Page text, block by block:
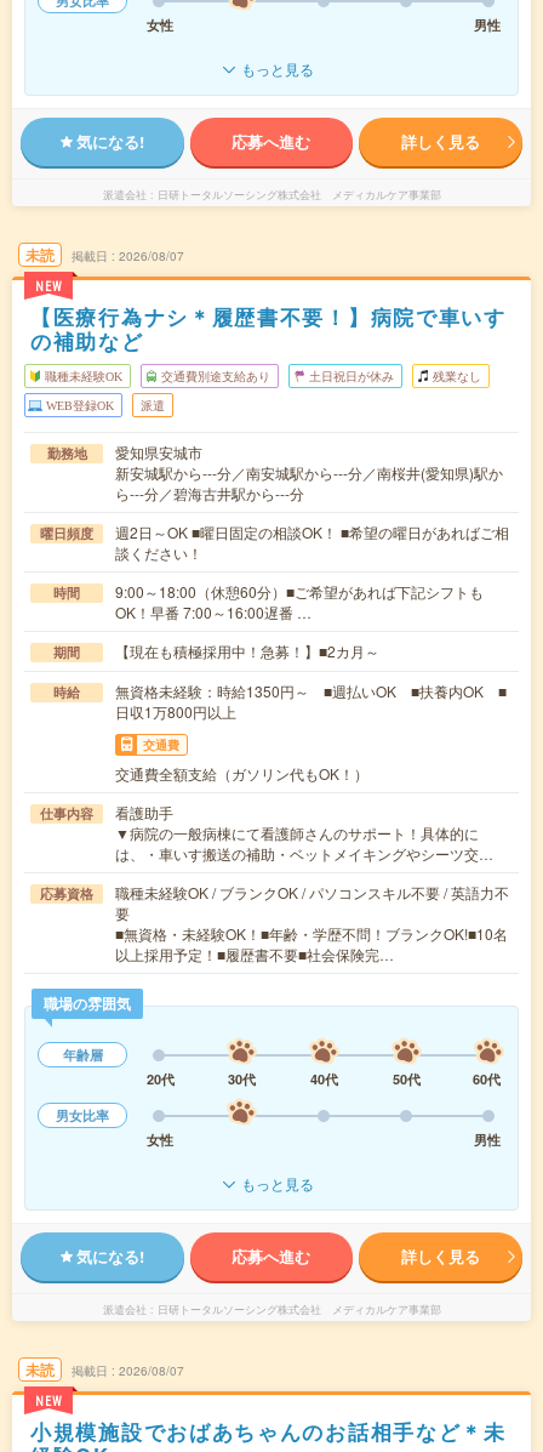
女性
男性
もっと見る
気になる! 応募へ進む 詳しく見る
派遣会社 日研トータルソーシング株式会社 メディカルケア事業部
未読
NEW
掲載日 2026/08/07
【医療行為ナシ＊履歴書不要！】病院で車いす
の補助など
職種未経験OK 交通費別途支給あり 土日祝日が休み 残業なし
WEB登録OK 派遣
勤務地
愛知県安城市
新安城駅から---分／南安城駅から---分／南桜井(愛知県)駅か
ら---分／碧海古井駅から---分
曜日頻度
週2日～OK ■曜日固定の相談OK！ ■希望の曜日があればご相
談ください！
時間
9:00～18:00（休憩60分）■ご希望があれば下記シフトも
OK！早番 7:00～16:00遅番 …
期間 【現在も積極採用中！急募！】■2カ月～
時給
無資格未経験：時給1350円～ ■週払いOK ■扶養内OK ■
日収1万800円以上
交通費
交通費全額支給（ガソリン代もOK！）
仕事内容
看護助手
▼病院の一般病棟にて看護師さんのサポート！具体的に
は、・車いす搬送の補助・ベットメイキングやシーツ交…
応募資格
職種未経験OK / ブランクOK / パソコンスキル不要 / 英語力不
要
■無資格・未経験OK！■年齢・学歴不問！ブランクOK!■10名
以上採用予定！■履歴書不要■社会保険完…
職場の雰囲気
年齢層
20代
30代 40代 50代
60代
男女比率
女性
男性
もっと見る
気になる! 応募へ進む 詳しく見る
派遣会社 日研トータルソーシング株式会社 メディカルケア事業部
未読
NEW
掲載日 2026/08/07
小規模施設でおばあちゃんのお話相手など＊未